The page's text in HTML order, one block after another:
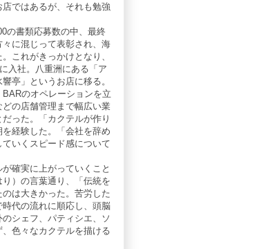
ではあるが、それも勉強
の書類応募数の中、最終
に混じって表彰され、海
これがきっかけとなり、
入社。八重洲にある「ア
亭」というお店に移る。
のオペレーションを立
の店舗管理まで幅広い業
った。「カクテルが作り
経験した。「会社を辞め
いくスピード感について
確実に上がっていくこと
）の言葉通り、「伝統を
は大きかった。苦労した
代の流れに順応し、頭脳
シェフ、パティシエ、ソ
色々なカクテルを描ける